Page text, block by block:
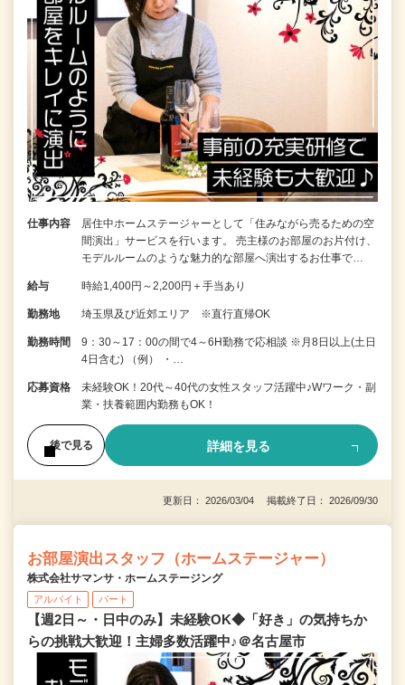
仕事内容
居住中ホームステージャーとして「住みながら売るための空
間演出」サービスを行います。 売主様のお部屋のお片付け、
モデルルームのような魅力的な部屋へ演出するお仕事で…
給与 時給1,400円～2,200円＋手当あり
勤務地 埼玉県及び近郊エリア ※直行直帰OK
勤務時間
9：30～17：00の間で4～6H勤務で応相談 ※月8日以上(土日
4日含む) （例） ・…
応募資格
未経験OK！20代～40代の女性スタッフ活躍中♪Wワーク・副
業・扶養範囲内勤務もOK！
後で見る 詳細を見る
更新日： 2026/03/04 掲載終了日： 2026/09/30
お部屋演出スタッフ（ホームステージャー）
株式会社サマンサ・ホームステージング
アルバイト パート
【週2日～・日中のみ】未経験OK◆「好き」の気持ちか
らの挑戦大歓迎！主婦多数活躍中♪＠名古屋市